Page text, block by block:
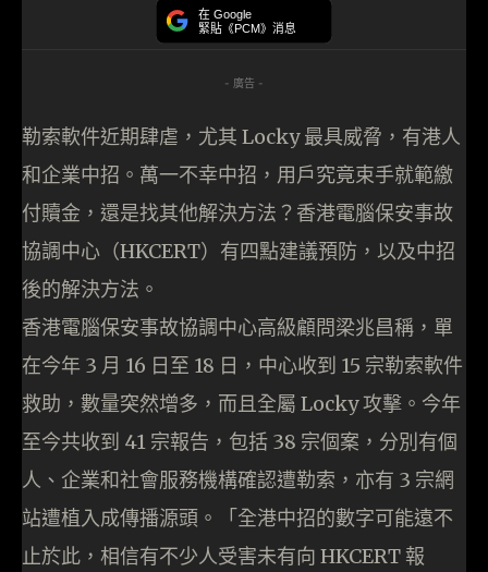
在 Google
緊貼《PCM》消息
- 廣告 -
勒索軟件近期肆虐，尤其 Locky 最具威脅，有港人
和企業中招。萬一不幸中招，用戶究竟束手就範繳
付贖金，還是找其他解決方法？香港電腦保安事故
協調中心（HKCERT）有四點建議預防，以及中招
後的解決方法。
香港電腦保安事故協調中心高級顧問梁兆昌稱，單
在今年 3 月 16 日至 18 日，中心收到 15 宗勒索軟件
救助，數量突然增多，而且全屬 Locky 攻擊。今年
至今共收到 41 宗報告，包括 38 宗個案，分別有個
人、企業和社會服務機構確認遭勒索，亦有 3 宗網
站遭植入成傳播源頭。「全港中招的數字可能遠不
止於此，相信有不少人受害未有向 HKCERT 報